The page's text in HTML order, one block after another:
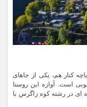
کنار هم، یکی از جاهای
است. آوازه این روستا
ای در رشته کوه زاگرس با